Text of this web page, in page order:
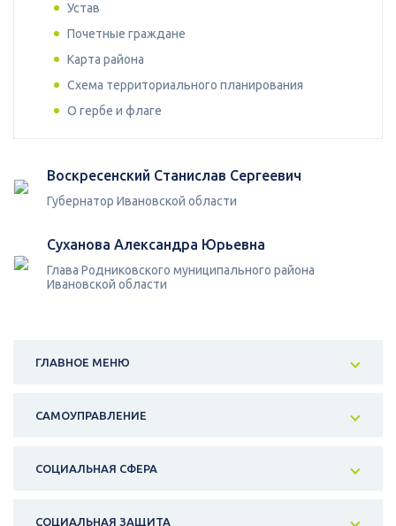
Устав
Почетные граждане
Карта района
Схема территориального планирования
О гербе и флаге
Воскресенский Станислав Сергеевич
Губернатор Ивановской области
Суханова Александра Юрьевна
Глава Родниковского муниципального района
Ивановской области
ГЛАВНОЕ МЕНЮ
САМОУПРАВЛЕНИЕ
СОЦИАЛЬНАЯ СФЕРА
СОЦИАЛЬНАЯ ЗАЩИТА